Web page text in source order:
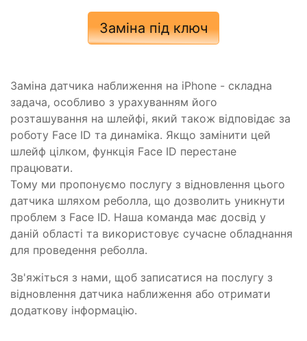
Заміна під ключ
Заміна датчика наближення на iPhone - складна
задача, особливо з урахуванням його
розташування на шлейфі, який також відповідає за
роботу Face ID та динаміка. Якщо замінити цей
шлейф цілком, функція Face ID перестане
працювати.
Тому ми пропонуємо послугу з відновлення цього
датчика шляхом реболла, що дозволить уникнути
проблем з Face ID. Наша команда має досвід у
даній області та використовує сучасне обладнання
для проведення реболла.
Зв'яжіться з нами, щоб записатися на послугу з
відновлення датчика наближення або отримати
додаткову інформацію.